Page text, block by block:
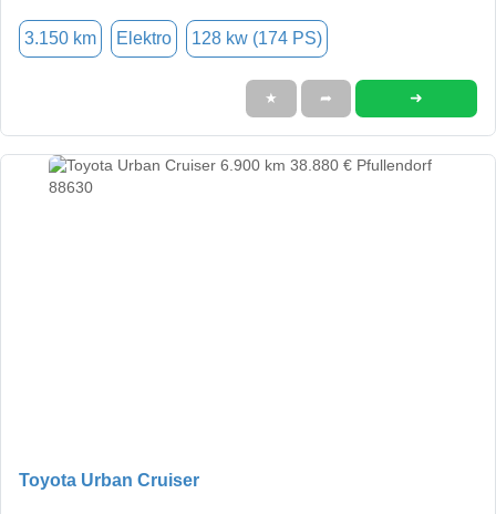
3.150 km Elektro 128 kw (174 PS)
★ ➦ ➜
Toyota Urban Cruiser